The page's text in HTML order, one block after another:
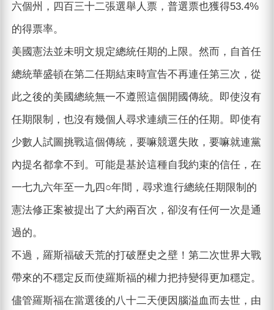
六個州，四百三十二張選舉人票，普選票也獲得53.4%
的得票率。
美國憲法並未明文規定總統任期的上限。然而，自首任
總統華盛頓在第二任期結束時宣告不再連任第三次，從
此之後的美國總統無一不遵照這個開國傳統。即使沒有
任期限制，也沒有幾個人尋求連續三任的任期。即使有
少數人試圖挑戰這個傳統，要嘛競選失敗，要嘛就連黨
內提名都拿不到。可能是基於這種自我約束的信任，在
一七九六年至一九四○年間，尋求進行總統任期限制的
憲法修正案被提出了大約兩百次，卻沒有任何一次是通
過的。
不過，羅斯福破天荒的打破歷史之壁！第二次世界大戰
帶來的不穩定反而使羅斯福的權力把持變得更加穩定。
儘管羅斯福在當選後的八十二天便因腦溢血而去世，由